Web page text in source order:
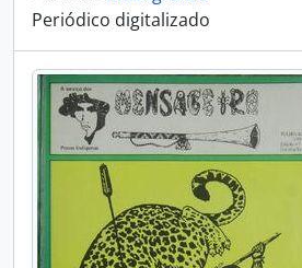
Periódico digitalizado